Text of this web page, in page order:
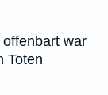
war
Toten